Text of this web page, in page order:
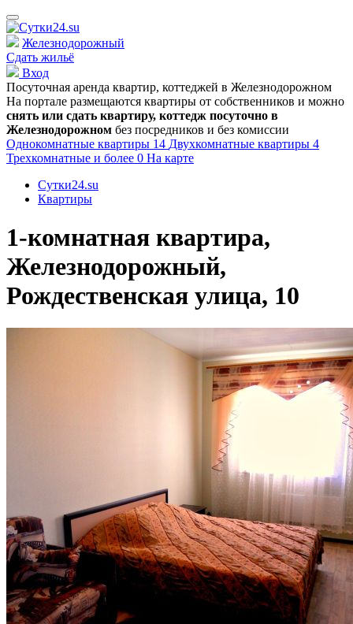
Железнодорожный
Сдать жильё
Вход
Посуточная аренда квартир, коттеджей в Железнодорожном
На портале размещаются квартиры от собственников и можно
снять или сдать квартиру, коттедж посуточно в
Железнодорожном без посредников и без комиссии
Однокомнатные квартиры 14 Двухкомнатные квартиры 4
Трехкомнатные и более 0 На карте
Сутки24.su
Квартиры
1-комнатная квартира,
Железнодорожный,
Рождественская улица, 10